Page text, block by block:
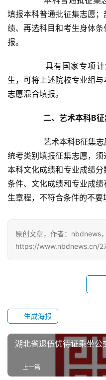
游
滚
动
生
活
科
技
观
关
于
务
航
填报本科普通批征集志愿
绩、再选科目和考生身体
报。
生，可将上述院校专业组
志愿混合填报。
二、艺术本科B
统考类别填报征集志愿，
本科文化成绩和专业成绩
条件、文化成绩和专业成
生章程，不符合条件的不要
原创文章，作者：nbdnews
https://www.nbdnews.cn/
生成海报
湖北省退伍优待证乘坐公
上一篇